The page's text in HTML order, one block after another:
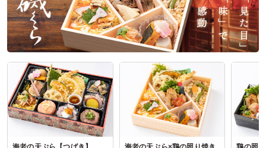
とんかつ まい泉の口コミをもっと見る